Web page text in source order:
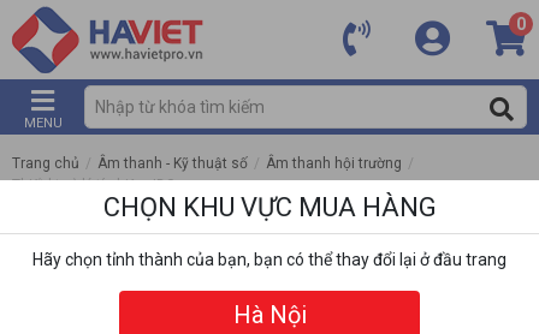
0
MENU
Trang chủ / Âm thanh - Kỹ thuật số / Âm thanh hội trường /
Thiết bị xử lý tín hiệu JDS
CHỌN KHU VỰC MUA HÀNG
Hãy chọn tỉnh thành của bạn, bạn có thể thay đổi lại ở đầu trang
Hà Nội